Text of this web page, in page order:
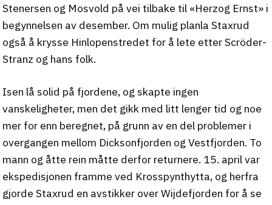
Stenersen og Mosvold på vei tilbake til «Herzog Ernst» i
begynnelsen av desember. Om mulig planla Staxrud
også å krysse Hinlopenstredet for å lete etter Scröder-
Stranz og hans folk.
Isen lå solid på fjordene, og skapte ingen
vanskeligheter, men det gikk med litt lenger tid og noe
mer for enn beregnet, på grunn av en del problemer i
overgangen mellom Dicksonfjorden og Vestfjorden. To
mann og åtte rein måtte derfor returnere. 15. april var
ekspedisjonen framme ved Krosspynthytta, og herfra
gjorde Staxrud en avstikker over Wijdefjorden for å se